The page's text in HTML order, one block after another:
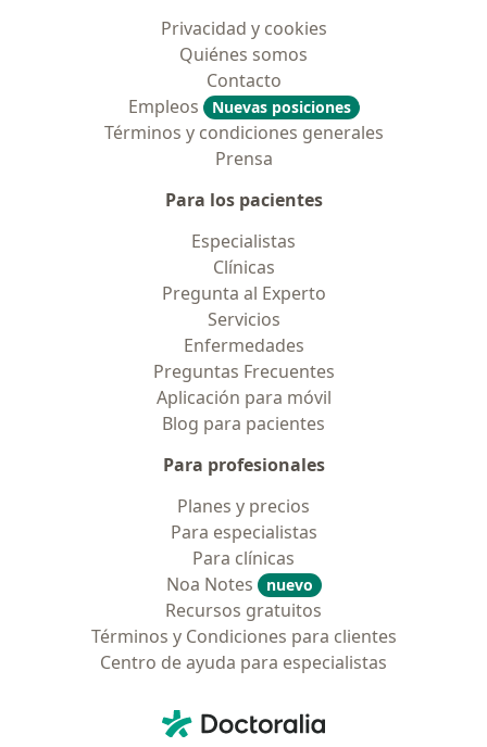
Privacidad y cookies
Quiénes somos
Contacto
Empleos
Nuevas posiciones
Términos y condiciones generales
Prensa
Para los pacientes
Especialistas
Clínicas
Pregunta al Experto
Servicios
Enfermedades
Preguntas Frecuentes
Aplicación para móvil
Blog para pacientes
Para profesionales
Planes y precios
Para especialistas
Para clínicas
Noa Notes
nuevo
Recursos gratuitos
Términos y Condiciones para clientes
Centro de ayuda para especialistas
Doctoralia - Página de inicio